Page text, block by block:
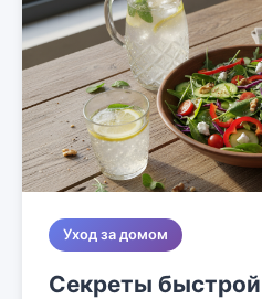
Уход за домом
Секреты быстрой